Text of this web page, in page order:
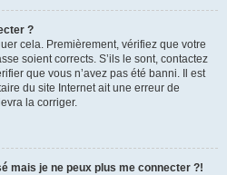
?
cela. Premièrement, vérifiez que votre
soient corrects. S’ils le sont, contactez
que vous n’avez pas été banni. Il est
du site Internet ait une erreur de
la corriger.
mais je ne peux plus me connecter ?!